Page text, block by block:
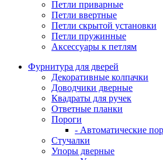
Петли приварные
Петли ввертные
Петли скрытой установки
Петли пружинные
Аксессуары к петлям
Фурнитура для дверей
Декоративные колпачки
Доводчики дверные
Квадраты для ручек
Ответные планки
Пороги
- Автоматические
Стучалки
Упоры дверные